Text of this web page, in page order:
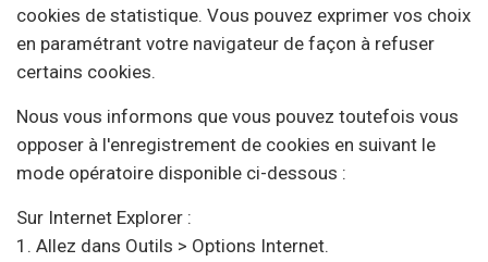
cookies de statistique. Vous pouvez exprimer vos choix
en paramétrant votre navigateur de façon à refuser
certains cookies.
Nous vous informons que vous pouvez toutefois vous
opposer à l'enregistrement de cookies en suivant le
mode opératoire disponible ci-dessous :
Sur Internet Explorer :
1. Allez dans Outils > Options Internet.